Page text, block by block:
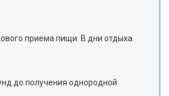
приема пищи. В дни отдыха
до получения однородной